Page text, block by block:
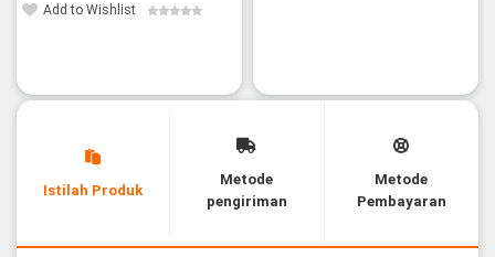
Add to Wishlist
Istilah Produk
Metode
pengiriman
Metode
Pembayaran